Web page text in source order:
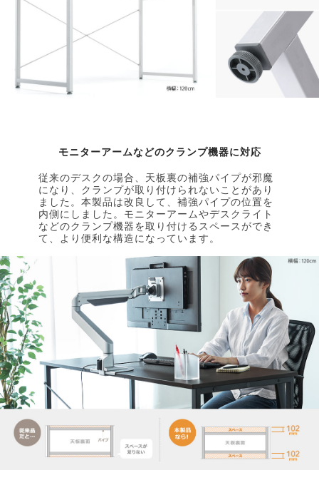
モニターアームなどのクランプ機器に対応
従来のデスクの場合、天板裏の補強パイプが邪魔
になり、クランプが取り付けられないことがあり
ました。本製品は改良して、補強パイプの位置を
内側にしました。モニターアームやデスクライト
などのクランプ機器を取り付けるスペースができ
て、より便利な構造になっています。